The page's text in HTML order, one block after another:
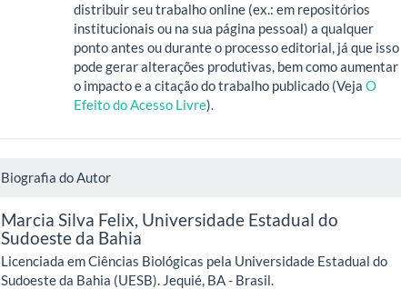
distribuir seu trabalho online (ex.: em repositórios
institucionais ou na sua página pessoal) a qualquer
ponto antes ou durante o processo editorial, já que isso
pode gerar alterações produtivas, bem como aumentar
o impacto e a citação do trabalho publicado (VejaO
Efeito do Acesso Livre).
Biografia do Autor
Marcia Silva Felix, Universidade Estadual do
Sudoeste da Bahia
Licenciada em Ciências Biológicas pela Universidade Estadual do
Sudoeste da Bahia (UESB). Jequié, BA - Brasil.